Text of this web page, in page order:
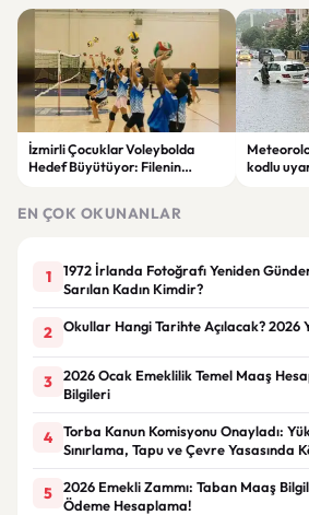
İzmirli Çocuklar Voleybolda
Hedef Büyütüyor: Filenin
kodlu
EN ÇOK OKUNANLAR
1
1972 İrlanda Fotoğrafı Yeniden
Sarılan Kadın Kimdir?
2 Okullar Hangi Tarihte Açılacak? 2026
3
2026 Ocak Emeklilik Temel Maaş
Bilgileri
4
Torba Kanun Komisyonu Onayladı:
Sınırlama, Tapu ve Çevre Yasasında
5
2026 Emekli Zammı: Taban Maaş
Ödeme Hesaplama!